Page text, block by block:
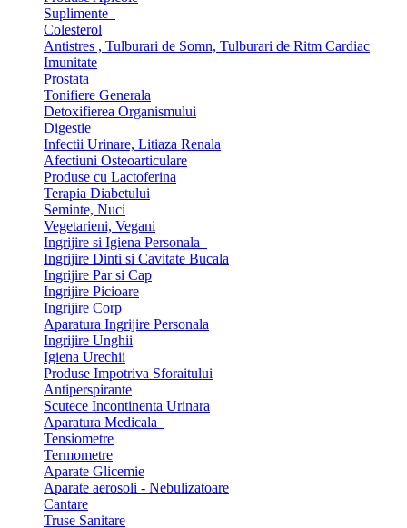
Suplimente
Colesterol
Antistres , Tulburari de Somn, Tulburari de Ritm Cardiac
Imunitate
Prostata
Tonifiere Generala
Detoxifierea Organismului
Digestie
Infectii Urinare, Litiaza Renala
Afectiuni Osteoarticulare
Produse cu Lactoferina
Terapia Diabetului
Seminte, Nuci
Vegetarieni, Vegani
Ingrijire si Igiena Personala
Ingrijire Dinti si Cavitate Bucala
Ingrijire Par si Cap
Ingrijire Picioare
Ingrijire Corp
Aparatura Ingrijire Personala
Ingrijire Unghii
Igiena Urechii
Produse Impotriva Sforaitului
Antiperspirante
Scutece Incontinenta Urinara
Aparatura Medicala
Tensiometre
Termometre
Aparate Glicemie
Aparate aerosoli - Nebulizatoare
Cantare
Truse Sanitare